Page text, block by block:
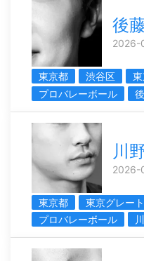
後
2026-
東京都 渋谷区
プロバレーボール
川
2026-
東京都
東京グレー
プロバレーボール